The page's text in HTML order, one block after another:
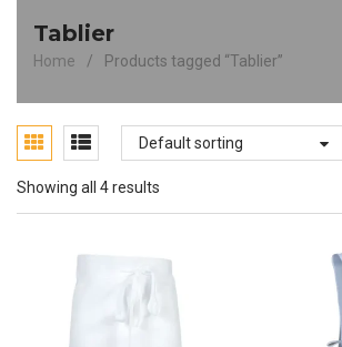
Tablier
Home / Products tagged “Tablier”
Default sorting
Showing all 4 results